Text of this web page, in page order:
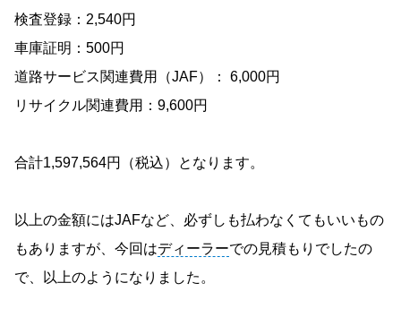
検査登録：2,540円
車庫証明：500円
道路サービス関連費用（JAF）： 6,000円
リサイクル関連費用：9,600円
合計1,597,564円（税込）となります。
以上の金額にはJAFなど、必ずしも払わなくてもいいもの
もありますが、今回はディーラーでの見積もりでしたの
で、以上のようになりました。